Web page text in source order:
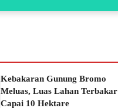
Kebakaran Gunung Bromo
Meluas, Luas Lahan Terbakar
Capai 10 Hektare